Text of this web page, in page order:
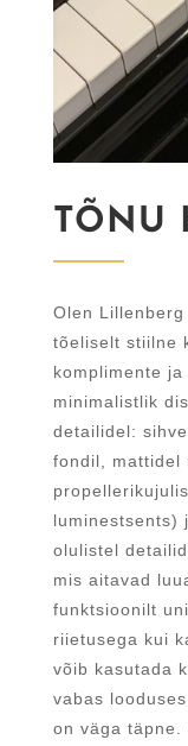
TÕNU
Olen Lillenberg
tõeliselt stiilne
komplimente
minimalistlik
detailidel:
fondil, mattidel
luminestsents)
olulistel
mis aitavad
funktsioonilt
riietusega kui
võib kasutada
vabas
on väga täpne.